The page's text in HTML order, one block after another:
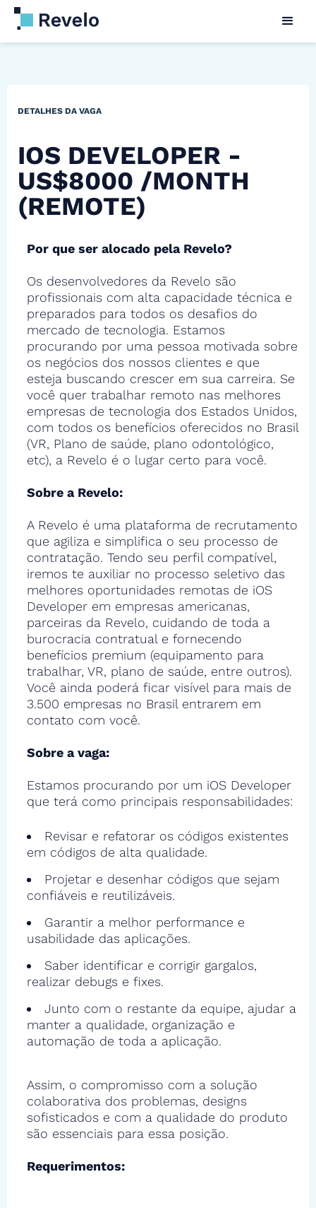
DETALHES DA VAGA
IOS DEVELOPER -
US$8000 /MONTH
(REMOTE)
Por que ser alocado pela Revelo?
Os desenvolvedores da Revelo são
profissionais com alta capacidade técnica e
preparados para todos os desafios do
mercado de tecnologia. Estamos
procurando por uma pessoa motivada sobre
os negócios dos nossos clientes e que
esteja buscando crescer em sua carreira. Se
você quer trabalhar remoto nas melhores
empresas de tecnologia dos Estados Unidos,
com todos os benefícios oferecidos no Brasil
(VR, Plano de saúde, plano odontológico,
etc), a Revelo é o lugar certo para você.
Sobre a Revelo:
A Revelo é uma plataforma de recrutamento
que agiliza e simplifica o seu processo de
contratação. Tendo seu perfil compatível,
iremos te auxiliar no processo seletivo das
melhores oportunidades remotas de iOS
Developer em empresas americanas,
parceiras da Revelo, cuidando de toda a
burocracia contratual e fornecendo
benefícios premium (equipamento para
trabalhar, VR, plano de saúde, entre outros).
Você ainda poderá ficar visível para mais de
3.500 empresas no Brasil entrarem em
contato com você.
Sobre a vaga:
Estamos procurando por um iOS Developer
que terá como principais responsabilidades:
Revisar e refatorar os códigos existentes
em códigos de alta qualidade.
Projetar e desenhar códigos que sejam
confiáveis e reutilizáveis.
Garantir a melhor performance e
usabilidade das aplicações.
Saber identificar e corrigir gargalos,
realizar debugs e fixes.
Junto com o restante da equipe, ajudar a
manter a qualidade, organização e
automação de toda a aplicação.
Assim, o compromisso com a solução
colaborativa dos problemas, designs
sofisticados e com a qualidade do produto
são essenciais para essa posição.
Requerimentos: